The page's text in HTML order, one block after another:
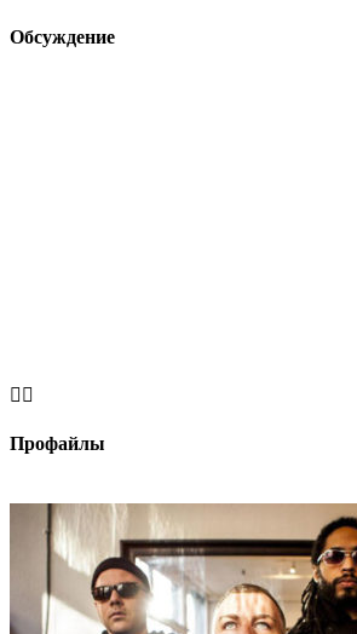
Обсуждение
 
Профайлы